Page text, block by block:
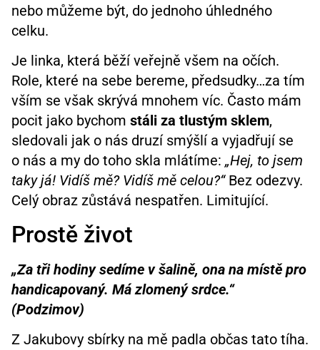
nebo můžeme být, do jednoho úhledného
celku.
Je linka, která běží veřejně všem na očích.
Role, které na sebe bereme, předsudky…za tím
vším se však skrývá mnohem víc. Často mám
pocit jako bychom stáli za tlustým sklem,
sledovali jak o nás druzí smýšlí a vyjadřují se
o nás a my do toho skla mlátíme: „Hej, to jsem
taky já! Vidíš mě? Vidíš mě celou?“Bez odezvy.
Celý obraz zůstává nespatřen. Limitující.
Prostě život
„Za tři hodiny sedíme v šalině, ona na místě pro
handicapovaný. Má zlomený srdce.“
(Podzimov)
Z Jakubovy sbírky na mě padla občas tato tíha.